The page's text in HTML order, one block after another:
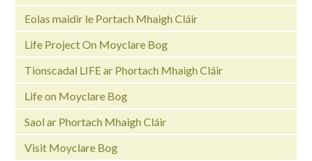
Eolas maidir le Portach Mhaigh Cláir
Life Project On Moyclare Bog
Tionscadal LIFE ar Phortach Mhaigh Cláir
Life on Moyclare Bog
Saol ar Phortach Mhaigh Cláir
Visit Moyclare Bog